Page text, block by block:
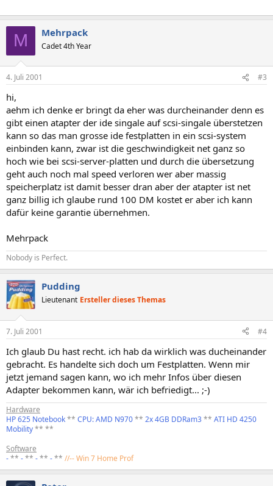
M Mehrpack
Cadet 4th Year
4. Juli 2001 #3
hi,
aehm ich denke er bringt da eher was durcheinander denn es
gibt einen atapter der ide singale auf scsi-singale überstetzen
kann so das man grosse ide festplatten in ein scsi-system
einbinden kann, zwar ist die geschwindigkeit net ganz so
hoch wie bei scsi-server-platten und durch die übersetzung
geht auch noch mal speed verloren wer aber massig
speicherplatz ist damit besser dran aber der atapter ist net
ganz billig ich glaube rund 100 DM kostet er aber ich kann
dafür keine garantie übernehmen.
Mehrpack
Nobody is Perfect.
Pudding
Lieutenant Ersteller dieses Themas
7. Juli 2001 #4
Ich glaub Du hast recht. ich hab da wirklich was ducheinander
gebracht. Es handelte sich doch um Festplatten. Wenn mir
jetzt jemand sagen kann, wo ich mehr Infos über diesen
Adapter bekommen kann, wär ich befriedigt... ;-)
Hardware
HP 625 Notebook** CPU: AMD N970** 2x 4GB DDRam3** ATI HD 4250
Mobility** **
Software
-** -** -** -** //-- Win 7 Home Prof